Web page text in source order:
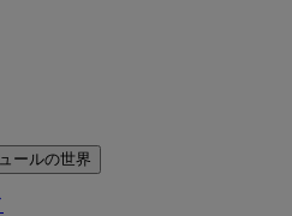
ールの世界